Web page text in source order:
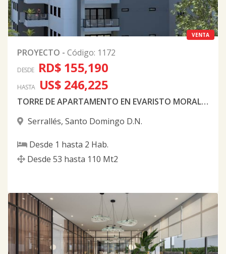
VENTA
PROYECTO - Código: 1172
DESDE RD$ 155,190
HASTA US$ 246,225
TORRE DE APARTAMENTO EN EVARISTO MORALES
Serrallés, Santo Domingo D.N.
Desde 1 hasta 2 Hab.
Desde 53 hasta 110 Mt2